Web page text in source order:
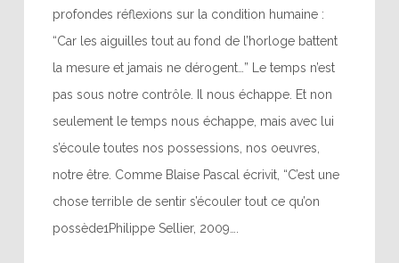
profondes réflexions sur la condition humaine :
“Car les aiguilles tout au fond de l’horloge battent
la mesure et jamais ne dérogent…” Le temps n’est
pas sous notre contrôle. Il nous échappe. Et non
seulement le temps nous échappe, mais avec lui
s’écoule toutes nos possessions, nos oeuvres,
notre être. Comme Blaise Pascal écrivit, “C’est une
chose terrible de sentir s’écouler tout ce qu’on
possède1Philippe Sellier, 2009….